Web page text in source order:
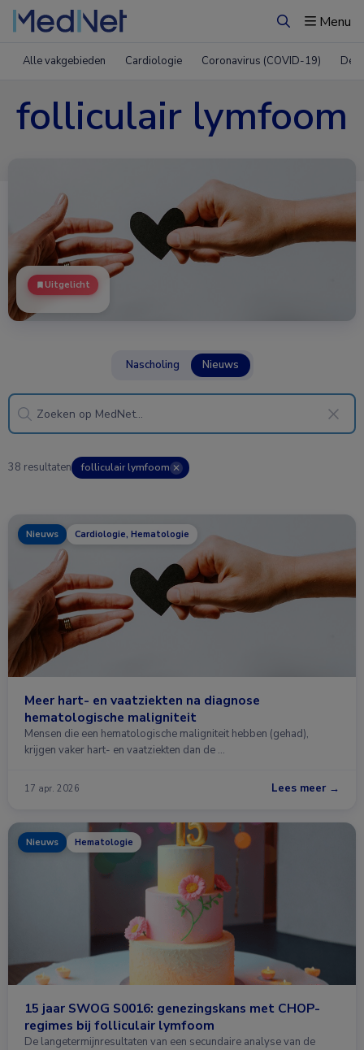
ZoekenMenu
Alle vakgebieden Cardiologie Coronavirus (COVID-19)
folliculair lymfoom
Uitgelicht
Nascholing Nieuws
38 resultaten folliculair lymfoom ✕
Nieuws Cardiologie, Hematologie
Meer hart- en vaatziekten na diagnose
hematologische maligniteit
Mensen die een hematologische maligniteit hebben (gehad),
krijgen vaker hart- en vaatziekten dan de …
17 apr. 2026 Lees meer →
Nieuws Hematologie
15 jaar SWOG S0016: genezingskans met CHOP-
regimes bij folliculair lymfoom
De langetermijnresultaten van een secundaire analyse van de